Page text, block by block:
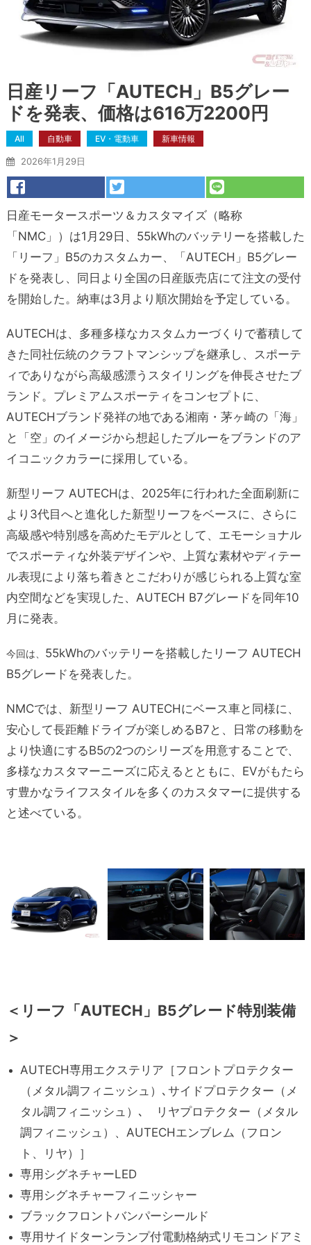
日産リーフ「AUTECH」B5グレー
ドを発表、価格は616万2200円
All 自動車 EV・電動車 新車情報
2026年1月29日
日産モータースポーツ＆カスタマイズ（略称
「NMC」）は1月29日、55kWhのバッテリーを搭載した
「リーフ」B5のカスタムカー、「AUTECH」B5グレー
ドを発表し、同日より全国の日産販売店にて注文の受付
を開始した。納車は3月より順次開始を予定している。
AUTECHは、多種多様なカスタムカーづくりで蓄積して
きた同社伝統のクラフトマンシップを継承し、スポーテ
ィでありながら高級感漂うスタイリングを伸長させたブ
ランド。プレミアムスポーティをコンセプトに、
AUTECHブランド発祥の地である湘南・茅ヶ崎の「海」
と「空」のイメージから想起したブルーをブランドのア
イコニックカラーに採用している。
新型リーフ AUTECHは、2025年に行われた全面刷新に
より3代目へと進化した新型リーフをベースに、さらに
高級感や特別感を高めたモデルとして、エモーショナル
でスポーティな外装デザインや、上質な素材やディテー
ル表現により落ち着きとこだわりが感じられる上質な室
内空間などを実現した、AUTECH B7グレードを同年10
月に発表。
今回は、 55kWhのバッテリーを搭載したリーフ AUTECH
B5グレードを発表した。
NMCでは、新型リーフ AUTECHにベース車と同様に、
安心して長距離ドライブが楽しめるB7と、日常の移動を
より快適にするB5の2つのシリーズを用意することで、
多様なカスタマーニーズに応えるとともに、EVがもたら
す豊かなライフスタイルを多くのカスタマーに提供する
と述べている。
＜リーフ「AUTECH」B5グレード特別装備
＞
AUTECH専用エクステリア［フロントプロテクター
（メタル調フィニッシュ）､サイドプロテクター（メ
タル調フィニッシュ）､ リヤプロテクター（メタル
調フィニッシュ）、AUTECHエンブレム（フロン
ト、リヤ）］
専用シグネチャーLED
専用シグネチャーフィニッシャー
ブラックフロントバンパーシールド
専用サイドターンランプ付電動格納式リモコンドアミ